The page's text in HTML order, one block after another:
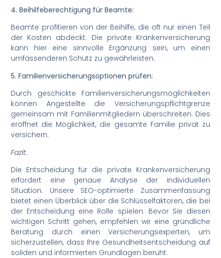
4. Beihilfeberechtigung für Beamte:
Beamte profitieren von der Beihilfe, die oft nur einen Teil
der Kosten abdeckt. Die private Krankenversicherung
kann hier eine sinnvolle Ergänzung sein, um einen
umfassenderen Schutz zu gewährleisten.
5. Familienversicherungsoptionen prüfen:
Durch geschickte Familienversicherungsmöglichkeiten
können Angestellte die Versicherungspflichtgrenze
gemeinsam mit Familienmitgliedern überschreiten. Dies
eröffnet die Möglichkeit, die gesamte Familie privat zu
versichern.
Fazit:
Die Entscheidung für die private Krankenversicherung
erfordert eine genaue Analyse der individuellen
Situation. Unsere SEO-optimierte Zusammenfassung
bietet einen Überblick über die Schlüsselfaktoren, die bei
der Entscheidung eine Rolle spielen. Bevor Sie diesen
wichtigen Schritt gehen, empfehlen wir eine gründliche
Beratung durch einen Versicherungsexperten, um
sicherzustellen, dass Ihre Gesundheitsentscheidung auf
soliden und informierten Grundlagen beruht.